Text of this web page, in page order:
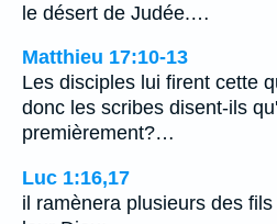
le désert de Judée.…
Matthieu 17:10-13
Les disciples lui firent cette
donc les scribes disent-ils
premièrement?…
Luc 1:16,17
il ramènera plusieurs des